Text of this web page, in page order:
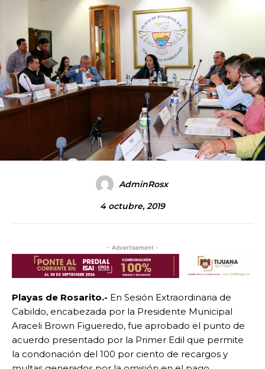
AdminRosx
4 octubre, 2019
- Advertisement -
Playas de Rosarito.- En Sesión Extraordinaria de
Cabildo, encabezada por la Presidente Municipal
Araceli Brown Figueredo, fue aprobado el punto de
acuerdo presentado por la Primer Edil que permite
la condonación del 100 por ciento de recargos y